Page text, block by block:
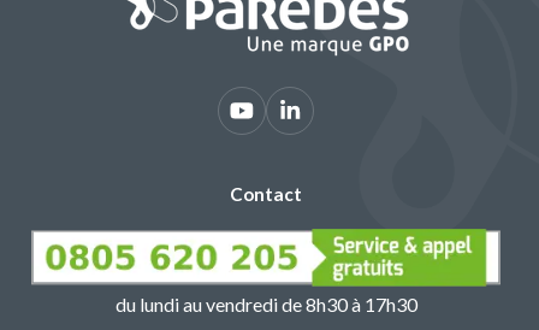
Contact
du lundi au vendredi de 8h30 à 17h30